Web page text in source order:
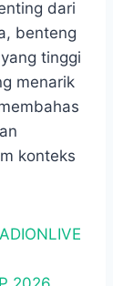
dari
benteng
tinggi
menarik
konteks